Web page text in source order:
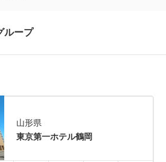
タンダードプラン
ループ
山形県
東京第一ホテル鶴岡